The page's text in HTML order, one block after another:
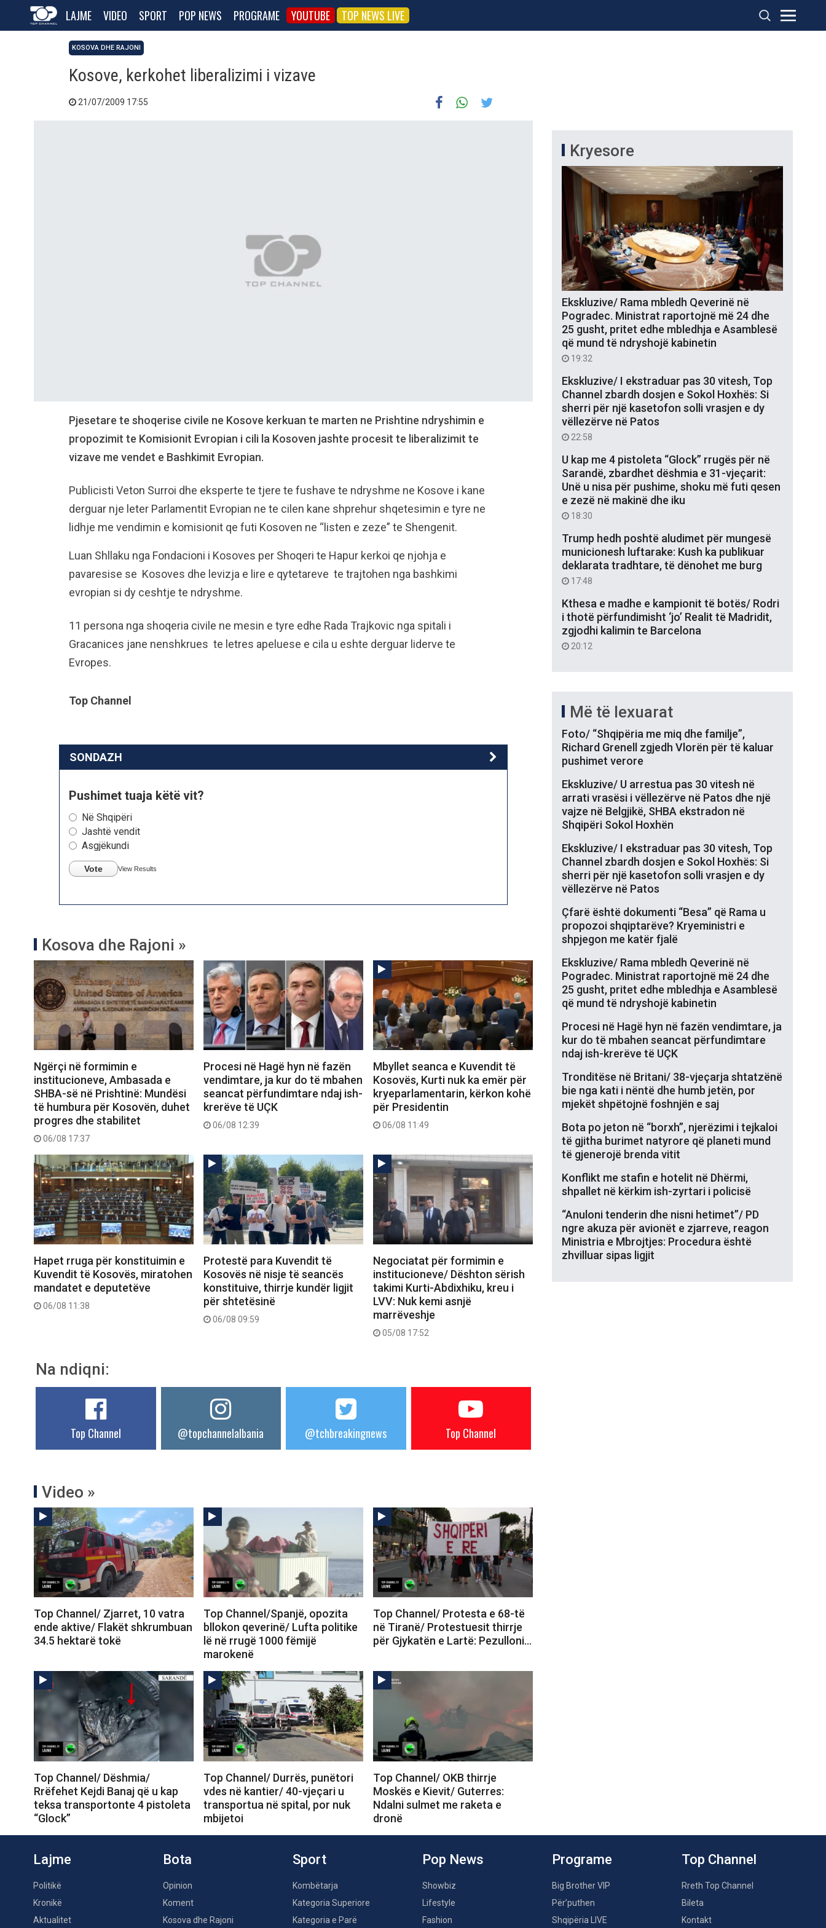
LAJME VIDEO SPORT POP NEWS PROGRAME YOUTUBE TOP NEWS LIVE
KOSOVA DHE RAJONI
Kosove, kerkohet liberalizimi i vizave
21/07/2009 17:55
Pjesetare te shoqerise civile ne Kosove kerkuan te marten ne Prishtine ndryshimin e
propozimit te Komisionit Evropian i cili la Kosoven jashte procesit te liberalizimit te
vizave me vendet e Bashkimit Evropian.
Publicisti Veton Surroi dhe eksperte te tjere te fushave te ndryshme ne Kosove i kane
derguar nje leter Parlamentit Evropian ne te cilen kane shprehur shqetesimin e tyre ne
lidhje me vendimin e komisionit qe futi Kosoven ne “listen e zeze” te Shengenit.
Luan Shllaku nga Fondacioni i Kosoves per Shoqeri te Hapur kerkoi qe njohja e
pavaresise se Kosoves dhe levizja e lire e qytetareve te trajtohen nga bashkimi
evropian si dy ceshtje te ndryshme.
11 persona nga shoqeria civile ne mesin e tyre edhe Rada Trajkovic nga spitali i
Gracanices jane nenshkrues te letres apeluese e cila u eshte derguar liderve te
Evropes.
Top Channel
SONDAZH
Pushimet tuaja këtë vit?
Në Shqipëri
Jashtë vendit
Asgjëkundi
Vote View Results
Kosova dhe Rajoni »
Ngërçi në formimin e
institucioneve, Ambasada e
SHBA-së në Prishtinë: Mundësi
të humbura për Kosovën, duhet
progres dhe stabilitet
06/08 17:37
Procesi në Hagë hyn në fazën
vendimtare, ja kur do të mbahen
seancat përfundimtare ndaj ish-
krerëve të UÇK
06/08 12:39
Mbyllet seanca e Kuvendit të
Kosovës, Kurti nuk ka emër për
kryeparlamentarin, kërkon kohë
për Presidentin
06/08 11:49
Hapet rruga për konstituimin e
Kuvendit të Kosovës, miratohen
mandatet e deputetëve
06/08 11:38
Protestë para Kuvendit të
Kosovës në nisje të seancës
konstituive, thirrje kundër ligjit
për shtetësinë
06/08 09:59
Negociatat për formimin e
institucioneve/ Dështon sërish
takimi Kurti-Abdixhiku, kreu i
LVV: Nuk kemi asnjë
marrëveshje
05/08 17:52
Na ndiqni:
Top Channel @topchannelalbania @tchbreakingnews Top Channel
Video »
Top Channel/ Zjarret, 10 vatra
ende aktive/ Flakët shkrumbuan
34.5 hektarë tokë
Top Channel/Spanjë, opozita
bllokon qeverinë/ Lufta politike
lë në rrugë 1000 fëmijë
marokenë
Top Channel/ Protesta e 68-të
në Tiranë/ Protestuesit thirrje
për Gjykatën e Lartë: Pezulloni…
Top Channel/ Dëshmia/
Rrëfehet Kejdi Banaj që u kap
teksa transportonte 4 pistoleta
“Glock”
Top Channel/ Durrës, punëtori
vdes në kantier/ 40-vjeçari u
transportua në spital, por nuk
mbijetoi
Top Channel/ OKB thirrje
Moskës e Kievit/ Guterres:
Ndalni sulmet me raketa e
dronë
Kryesore
Ekskluzive/ Rama mbledh Qeverinë në
Pogradec. Ministrat raportojnë më 24 dhe
25 gusht, pritet edhe mbledhja e Asamblesë
që mund të ndryshojë kabinetin
19:32
Ekskluzive/ I ekstraduar pas 30 vitesh, Top
Channel zbardh dosjen e Sokol Hoxhës: Si
sherri për një kasetofon solli vrasjen e dy
vëllezërve në Patos
22:58
U kap me 4 pistoleta “Glock” rrugës për në
Sarandë, zbardhet dëshmia e 31-vjeçarit:
Unë u nisa për pushime, shoku më futi qesen
e zezë në makinë dhe iku
18:30
Trump hedh poshtë aludimet për mungesë
municionesh luftarake: Kush ka publikuar
deklarata tradhtare, të dënohet me burg
17:48
Kthesa e madhe e kampionit të botës/ Rodri
i thotë përfundimisht ‘jo’ Realit të Madridit,
zgjodhi kalimin te Barcelona
20:12
Më të lexuarat
Foto/ “Shqipëria me miq dhe familje”,
Richard Grenell zgjedh Vlorën për të kaluar
pushimet verore
Ekskluzive/ U arrestua pas 30 vitesh në
arrati vrasësi i vëllezërve në Patos dhe një
vajze në Belgjikë, SHBA ekstradon në
Shqipëri Sokol Hoxhën
Ekskluzive/ I ekstraduar pas 30 vitesh, Top
Channel zbardh dosjen e Sokol Hoxhës: Si
sherri për një kasetofon solli vrasjen e dy
vëllezërve në Patos
Çfarë është dokumenti “Besa” që Rama u
propozoi shqiptarëve? Kryeministri e
shpjegon me katër fjalë
Ekskluzive/ Rama mbledh Qeverinë në
Pogradec. Ministrat raportojnë më 24 dhe
25 gusht, pritet edhe mbledhja e Asamblesë
që mund të ndryshojë kabinetin
Procesi në Hagë hyn në fazën vendimtare, ja
kur do të mbahen seancat përfundimtare
ndaj ish-krerëve të UÇK
Tronditëse në Britani/ 38-vjeçarja shtatzënë
bie nga kati i nëntë dhe humb jetën, por
mjekët shpëtojnë foshnjën e saj
Bota po jeton në “borxh”, njerëzimi i tejkaloi
të gjitha burimet natyrore që planeti mund
të gjenerojë brenda vitit
Konflikt me stafin e hotelit në Dhërmi,
shpallet në kërkim ish-zyrtari i policisë
“Anuloni tenderin dhe nisni hetimet”/ PD
ngre akuza për avionët e zjarreve, reagon
Ministria e Mbrojtjes: Procedura është
zhvilluar sipas ligjit
Lajme
Politikë
Kronikë
Aktualitet
Bota
Opinion
Koment
Kosova dhe Rajoni
Sport
Kombëtarja
Kategoria Superiore
Kategoria e Parë
Pop News
Showbiz
Lifestyle
Fashion
Programe
Big Brother VIP
Për’puthen
Shqipëria LIVE
Top Channel
Rreth Top Channel
Bileta
Kontakt